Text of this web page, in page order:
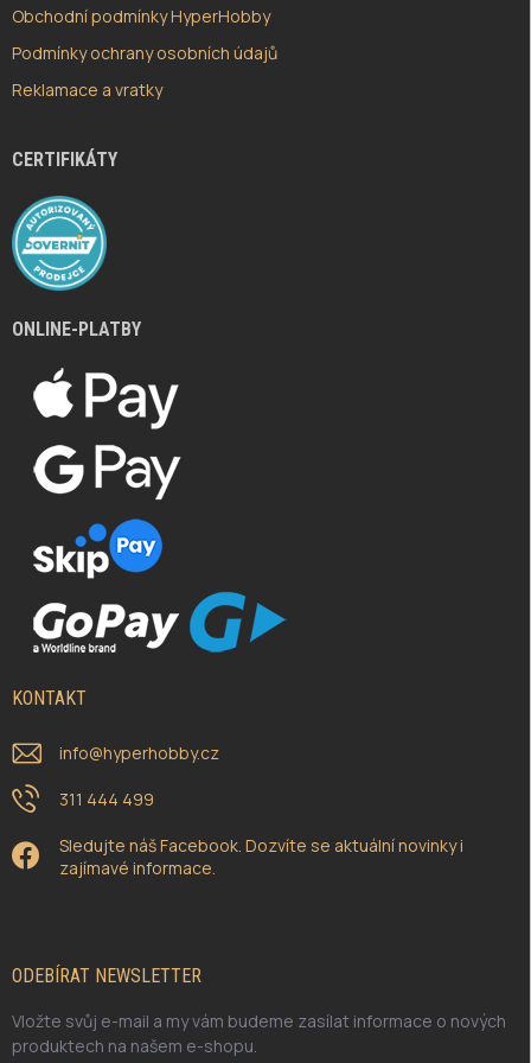
Obchodní podmínky HyperHobby
Podmínky ochrany osobních údajů
Reklamace a vratky
CERTIFIKÁTY
ONLINE-PLATBY
KONTAKT
info@hyperhobby.cz
311 444 499
Sledujte náš Facebook. Dozvíte se aktuální novinky i
zajímavé informace.
ODEBÍRAT NEWSLETTER
Vložte svůj e-mail a my vám budeme zasílat informace o nových
produktech na našem e-shopu.